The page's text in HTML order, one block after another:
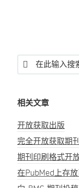
相关文章
开放获取出版
完全开放获取期
期刊印刷格式开
在PubMed上存